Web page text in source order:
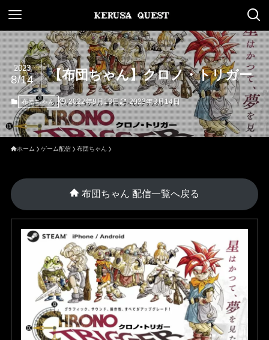
【布団ちゃん】クロノ・トリガー
2023
8/14
布団ちゃん 2022年8月13日 2023年8月14日
ホーム ゲーム配信 布団ちゃん
布団ちゃん 配信一覧へ戻る